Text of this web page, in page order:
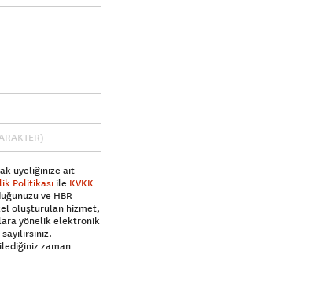
üyeliğinize ait
Politikası ile KVKK
ve HBR
oluşturulan hizmet,
yönelik elektronik
zaman